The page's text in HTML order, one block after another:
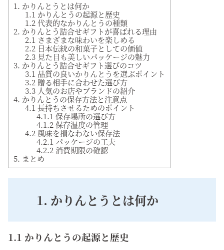
1. かりんとうとは何か
1.1 かりんとうの起源と歴史
1.2 代表的なかりんとうの種類
2. かりんとう詰合せギフトが喜ばれる理由
2.1 さまざまな味わいを楽しめる
2.2 日本伝統の和菓子としての価値
2.3 見た目も美しいパッケージの魅力
3. かりんとう詰合せギフト選びのコツ
3.1 品質の良いかりんとうを選ぶポイント
3.2 贈る相手に合わせた選び方
3.3 人気のお店やブランドの紹介
4. かりんとうの保存方法と注意点
4.1 長持ちさせるためのポイント
4.1.1 保存場所の選び方
4.1.2 保存温度の管理
4.2 風味を損なわない保存法
4.2.1 パッケージの工夫
4.2.2 消費期限の確認
5. まとめ
1. かりんとうとは何か
1.1 かりんとうの起源と歴史